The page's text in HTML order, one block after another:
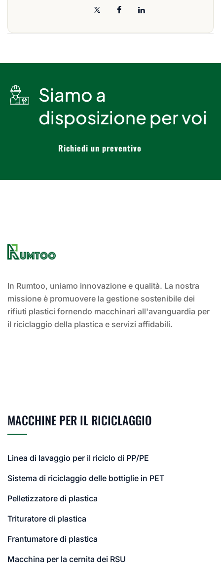
Siamo a
disposizione per voi
Richiedi un preventivo
In Rumtoo, uniamo innovazione e qualità. La nostra
missione è promuovere la gestione sostenibile dei
rifiuti plastici fornendo macchinari all'avanguardia per
il riciclaggio della plastica e servizi affidabili.
MACCHINE PER IL RICICLAGGIO
Linea di lavaggio per il riciclo di PP/PE
Sistema di riciclaggio delle bottiglie in PET
Pelletizzatore di plastica
Trituratore di plastica
Frantumatore di plastica
Macchina per la cernita dei RSU